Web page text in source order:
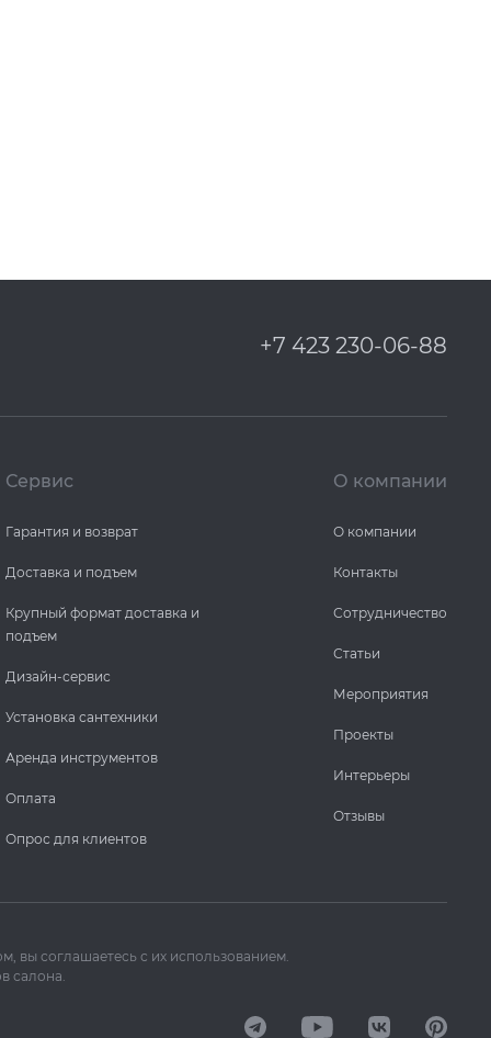
+7 423 230-06-88
Сервис
Гарантия и возврат
Доставка и подъем
Крупный формат доставка и
подъем
Дизайн-сервис
Установка сантехники
Аренда инструментов
Оплата
Опрос для клиентов
О компании
О компании
Контакты
Сотрудничество
Статьи
Мероприятия
Проекты
Интерьеры
Отзывы
вы соглашаетесь с их использованием.
салона.